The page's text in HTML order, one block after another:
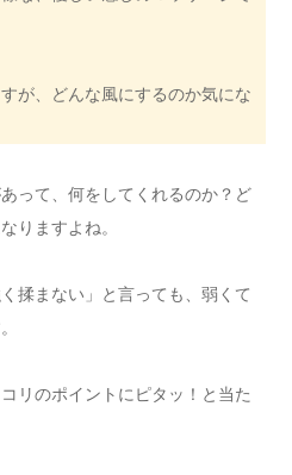
が、どんな風にするのか気にな
って、何をしてくれるのか？ど
りますよね。
揉まない」と言っても、弱くて
リのポイントにピタッ！と当た